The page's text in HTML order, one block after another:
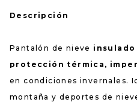
Descripción
Pantalón de nieve insulado
protección térmica,
en condiciones invernales.
montaña y deportes de